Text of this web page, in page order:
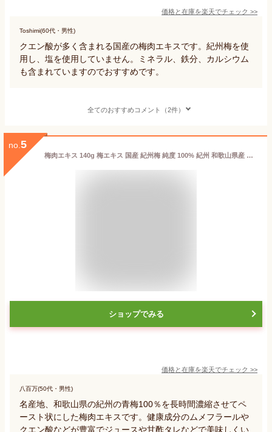
価格と在庫を楽天でチェック >>
Toshimi(60代・男性)
クエン酸が多く含まれる国産の梅肉エキスです。紀州梅を使
用し、塩を使用していません。ミネラル、鉄分、カルシウム
も含まれていますのでおすすめです。
全てのおすすめコメント（2件）
no. 5
梅肉エキス 140g 梅エキス 国産 紀州梅 純度 100% 紀州 和歌山県産 保存料 無添加 濃縮エキス ペースト 練り状 練状 青梅 果汁 健康食品 サプリ クエン酸 ムメフラール 無着色 無香料 保存料 砂糖 不使用 業務用 おすすめ おためし お試し 売れ筋 人気 ランキング 青 うめ
ショップでみる
価格と在庫を楽天でチェック >>
八百万(50代・男性)
名産地、和歌山県の紀州の青梅100％を長時間濃縮させてペ
ースト状にした梅肉エキスです。健康成分のムメフラールや
クエン酸などが豊富でジュースや甘酢タレなどで美味しくい